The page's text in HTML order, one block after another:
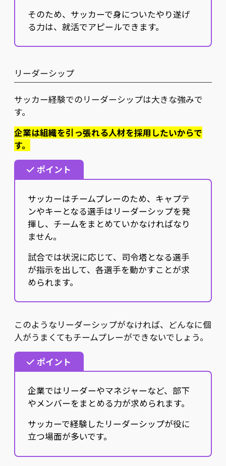
そのため、サッカーで身についたやり遂げ
る力は、就活でアピールできます。
リーダーシップ
サッカー経験でのリーダーシップは大きな強みで
す。
企業は組織を引っ張れる人材を採用したいからで
す。
ポイント
サッカーはチームプレーのため、キャプテ
ンやキーとなる選手はリーダーシップを発
揮し、チームをまとめていかなければなり
ません。
試合では状況に応じて、司令塔となる選手
が指示を出して、各選手を動かすことが求
められます。
このようなリーダーシップがなければ、どんなに個
人がうまくてもチームプレーができないでしょう。
ポイント
企業ではリーダーやマネジャーなど、部下
やメンバーをまとめる力が求められます。
サッカーで経験したリーダーシップが役に
立つ場面が多いです。